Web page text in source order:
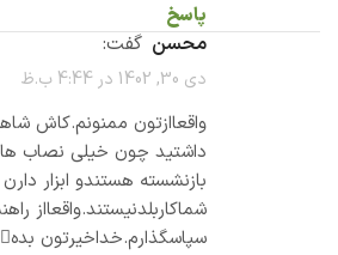
پاسخ
محسن گفت:
دی 30, 1402 در 4:44 ب.ظ
واقعاازتون ممنونم.کاش
داشتید چون خیلی نصاب
بازنشسته هستندو ابزار
شماکاربلدنیستند.واقعااز
سپاسگذارم.خداخیرتون